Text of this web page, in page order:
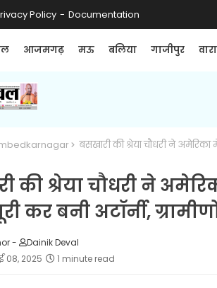
Policy Documentation
आजमगढ़ मऊ बलिया गाजीपुर
बसखारी की श्रेया चौधरी ने अमेरिका
की श्रेया चौधरी ने
कर बनी अटॉर्नी,
-
Dainik Deval
08, 2025
1 minute read